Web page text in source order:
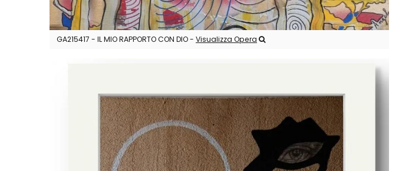
GA215417 - IL MIO RAPPORTO CON DIO - Visualizza Opera